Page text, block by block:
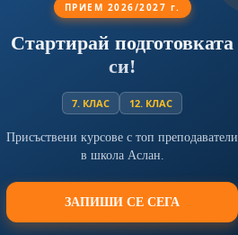
ПРИЕМ 2026/2027 г.
Стартирай подготовката
си!
7. КЛАС 12. КЛАС
Присъствени курсове с топ преподаватели
в школа Аслан.
ЗАПИШИ СЕ СЕГА